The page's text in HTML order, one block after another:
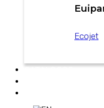
Ecojet
CATALOGOS